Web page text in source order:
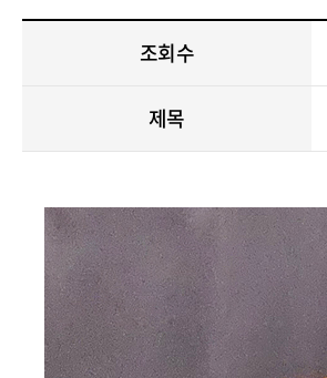
조회수
제목